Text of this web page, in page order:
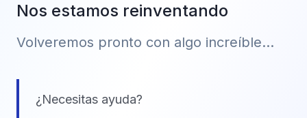
Nos estamos reinventando
Volveremos pronto con algo increíble...
¿Necesitas ayuda?